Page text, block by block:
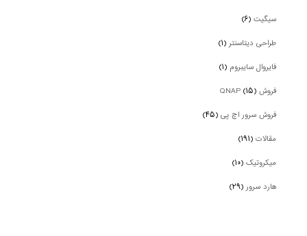
سیگیت(۶)
طراحی دیتاسنتر(۱)
فایروال سایبروم (۱)
فروش QNAP (۱۵)
فروش سرور اچ پی(۴۵)
مقالات(۱۹۱)
میکروتیک(۱۰)
هارد سرور(۲۹)